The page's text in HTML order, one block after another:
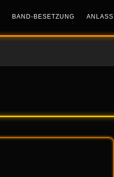
BAND-BESETZUNG ANLASS